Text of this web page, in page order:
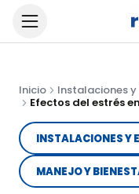
Inicio
Instalaciones y
Efectos del estrés
INSTALACIONES Y
MANEJO Y